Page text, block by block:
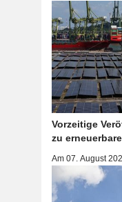
Vorzeitige
zu
Am 07. August